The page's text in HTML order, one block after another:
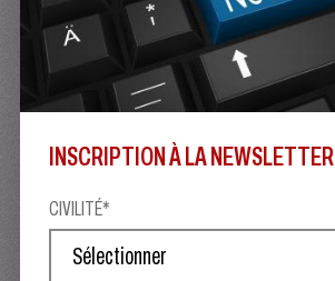
INSCRIPTION À LA NEWSLETTER
CIVILITÉ*